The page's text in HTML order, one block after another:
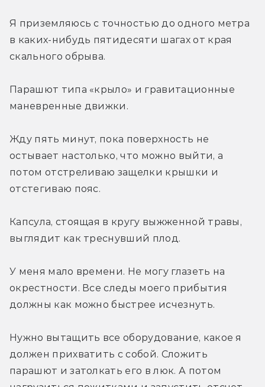
Я приземляюсь с точностью до одного метра
в каких-нибудь пятидесяти шагах от края
скального обрыва.
Парашют типа «крыло» и гравитационные
маневренные движки.
Жду пять минут, пока поверхность не
остывает настолько, что можно выйти, а
потом отстреливаю защелки крышки и
отстегиваю пояс.
Капсула, стоящая в кругу выжженной травы,
выглядит как треснувший плод.
У меня мало времени. Не могу глазеть на
окрестности. Все следы моего прибытия
должны как можно быстрее исчезнуть.
Нужно вытащить все оборудование, какое я
должен прихватить с собой. Сложить
парашют и затолкать его в люк. А потом